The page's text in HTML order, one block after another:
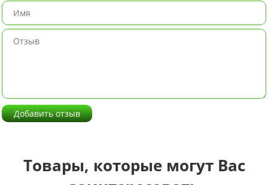
Добавить отзыв
Товары, которые могут Вас